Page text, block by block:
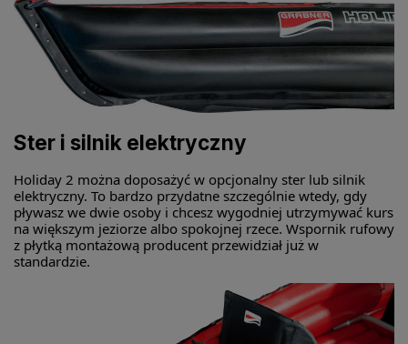
Ster i silnik elektryczny
Holiday 2 można doposażyć w opcjonalny ster lub silnik
elektryczny. To bardzo przydatne szczególnie wtedy, gdy
pływasz we dwie osoby i chcesz wygodniej utrzymywać kurs
na większym jeziorze albo spokojnej rzece. Wspornik rufowy
z płytką montażową producent przewidział już w
standardzie.